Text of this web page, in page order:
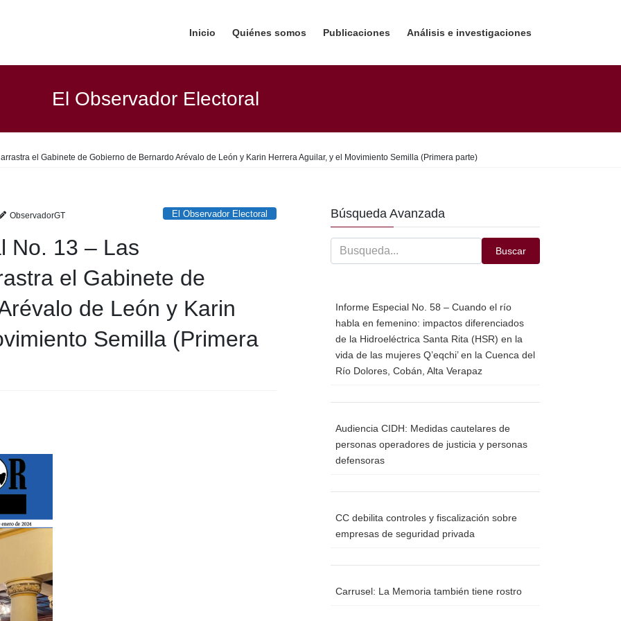
Inicio Quiénes somos Publicaciones Análisis e investigaciones
El Observador Electoral
el Gabinete de Gobierno de Bernardo Arévalo de León y Karin Herrera Aguilar, y el Movimiento Semilla (Primera parte)
ObservadorGT El Observador Electoral
No. 13 – Las
el Gabinete de
de León y Karin
Semilla (Primera
Búsqueda Avanzada
Buscar
Informe Especial No. 58 – Cuando el río
habla en femenino: impactos diferenciados
de la Hidroeléctrica Santa Rita (HSR) en la
vida de las mujeres Q’eqchi’ en la Cuenca del
Río Dolores, Cobán, Alta Verapaz
Audiencia CIDH: Medidas cautelares de
personas operadores de justicia y personas
defensoras
CC debilita controles y fiscalización sobre
empresas de seguridad privada
Carrusel: La Memoria también tiene rostro